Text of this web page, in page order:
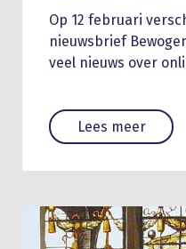
Op 12 februari
nieuwsbrief
veel nieuws over
Lees meer